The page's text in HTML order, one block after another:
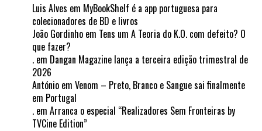
Luis Alves em MyBookShelf é a app portuguesa para
colecionadores de BD e livros
João Gordinho em Tens um A Teoria do K.O. com defeito? O
que fazer?
. em Dangan Magazine lança a terceira edição trimestral de
2026
António em Venom – Preto, Branco e Sangue sai finalmente
em Portugal
. em Arranca o especial “Realizadores Sem Fronteiras by
TVCine Edition”